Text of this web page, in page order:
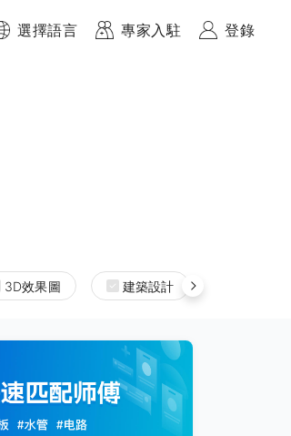
選擇語言 專家入駐 登錄
3D效果圖 建築設計